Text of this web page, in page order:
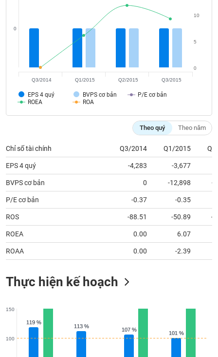
EPS 4 quý BVPS cơ bản
P/E cơ bản
ROEA
ROA
0
0
5
10
Q3/2014 Q1/2015 Q2/2015 Q3/2015
Theo quý Theo năm
Chỉ số tài chính Q3/2014 Q1/2015
EPS 4 quý -4,283 -3,677
BVPS cơ bản 0 -12,898 -
P/E cơ bản -0.37 -0.35
ROS -88.51 -50.89 -
ROEA 0.00 6.07
ROAA 0.00 -2.39
Thực hiện kế hoạch
119 %
119 %
113 %
113 %
107 %
107 %
101 %
101 %
100
150
chính